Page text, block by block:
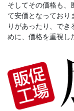
そしてその価格も、
て安価となっており
りがあったり、で
めに、価格を重視し